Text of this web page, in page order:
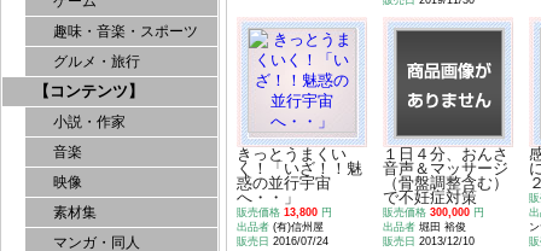
趣味・音楽・スポーツ
グルメ・旅行
【コンテンツ】
小説・作家
音楽
映像
素材集
マンガ・同人
きっとうまくい
く！「いざ！！魅
惑の並行宇宙
へ・・」
販売価格 13,800 円
出品者 (有)信州屋
販売日 2016/07/24
１日４分、おんさ
音声＆マッサージ
（骨盤調整含む）
で不妊症対策
販売価格 300,000 円
出品者 堀田 裕俊
販売日 2013/12/10